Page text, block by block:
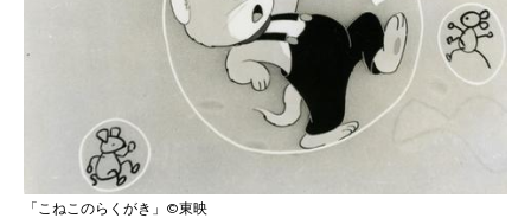
「こねこのらくがき」©東映